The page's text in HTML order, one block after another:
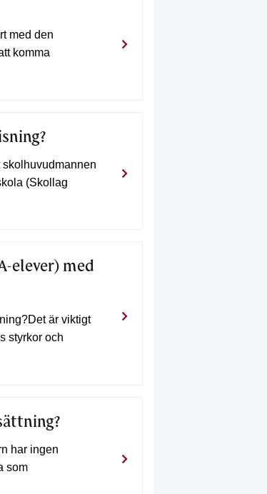
med den
komma
(Skollag
elever) med
är viktigt
styrkor och
har ingen
som